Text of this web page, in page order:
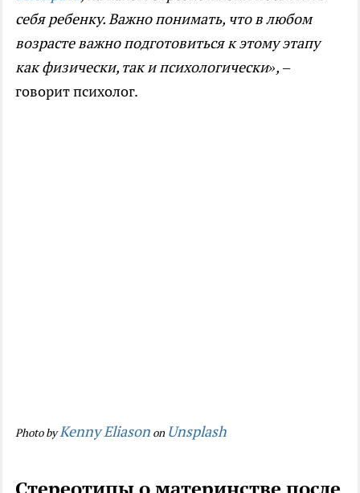
себя ребенку. Важно понимать, что в любом
возрасте важно подготовиться к этому этапу
как физически, так и психологически»,–
говорит психолог.
Photo byKenny Eliason on Unsplash